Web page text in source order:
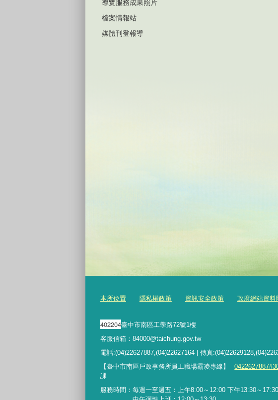
導覽服務成果照片
檔案情報站
媒體刊登報導
本所位置 隱私權政策 資訊安全政策 政府網站資料
402204臺中市南區工學路72號1樓
客服信箱：84000@taichung.gov.tw
電話:(04)22627887,(04)22627164 | 傳真
【臺中市南區戶政事務所員工職場霸凌專線】
課
服務時間：每週一至週五：上午8:00～12:00 下午13:30～